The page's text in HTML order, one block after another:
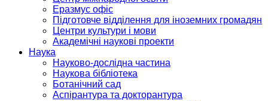
Еразмус офіс
Підготовче відділення для іноземних громадян
Центри культури і мови
Академічні наукові проекти
Наука
Науково-дослідна частина
Наукова бібліотека
Ботанічний сад
Аспірантура та докторантура